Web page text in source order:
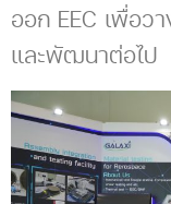
ออก EEC เพื่อว
และพัฒนาต่อไป